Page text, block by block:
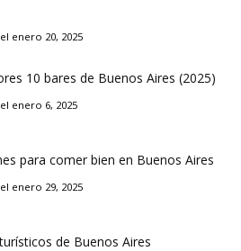
enero 20, 2025
10 bares de Buenos Aires (2025)
enero 6, 2025
para comer bien en Buenos Aires
enero 29, 2025
de Buenos Aires